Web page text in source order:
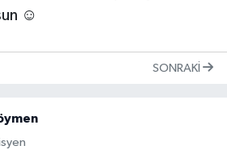
☺
SONRAKI